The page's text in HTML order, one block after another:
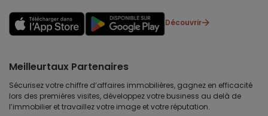
Découvrir
Meilleurtaux Partenaires
Sécurisez votre chiffre d’affaires immobilières, gagnez en efficacité
lors des premières visites, développez votre business au delà de
l’immobilier et travaillez votre image et votre réputation.